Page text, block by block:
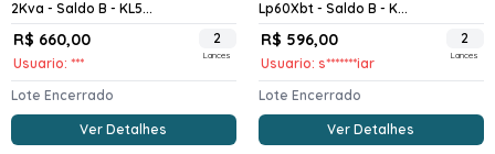
2Kva - Saldo B - KL5...
R$ 660,00
Usuario: ***
2
Lances
Lote Encerrado
Ver Detalhes
Lp60Xbt - Saldo B - K...
R$ 596,00
Usuario: s*******iar
2
Lances
Lote Encerrado
Ver Detalhes